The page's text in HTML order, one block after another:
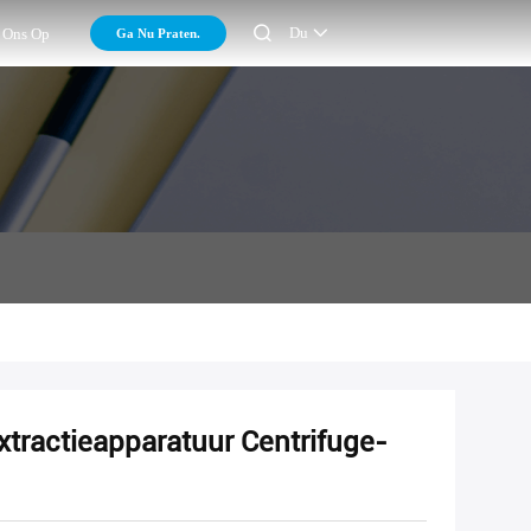
Op Ga Nu Praten.  Du
Centrifuge-